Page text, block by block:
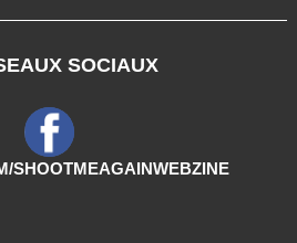
SOCIAUX
SHOOTMEAGAINWEBZINE